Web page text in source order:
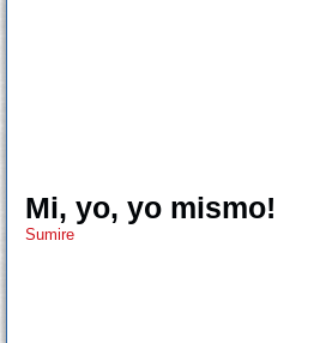
Mi, yo, yo mismo!
Sumire